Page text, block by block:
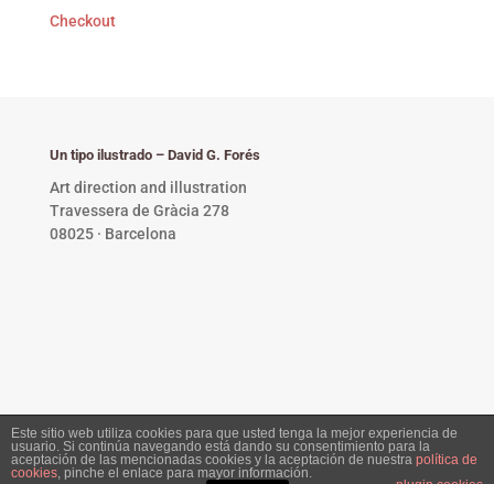
Checkout
Un tipo ilustrado – David G. Forés
Art direction and illustration
Travessera de Gràcia 278
08025 · Barcelona
Privacy Policy •Copyright © 2023 David G. Forés. All
rights reserved.
Este sitio web utiliza cookies para que usted tenga la mejor experiencia de
usuario. Si continúa navegando está dando su consentimiento para la
aceptación de las mencionadas cookies y la aceptación de nuestra política de
cookies, pinche el enlace para mayor información.